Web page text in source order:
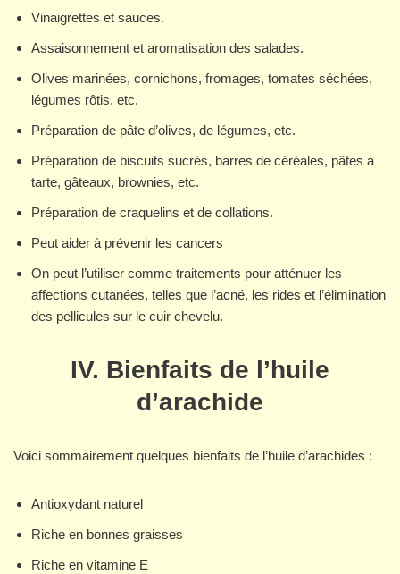
Vinaigrettes et sauces.
Assaisonnement et aromatisation des salades.
Olives marinées, cornichons, fromages, tomates séchées,
légumes rôtis, etc.
Préparation de pâte d’olives, de légumes, etc.
Préparation de biscuits sucrés, barres de céréales, pâtes à
tarte, gâteaux, brownies, etc.
Préparation de craquelins et de collations.
Peut aider à prévenir les cancers
On peut l’utiliser comme traitements pour atténuer les
affections cutanées, telles que l’acné, les rides et l’élimination
des pellicules sur le cuir chevelu.
IV. Bienfaits de l’huile
d’arachide
Voici sommairement quelques bienfaits de l’huile d’arachides :
Antioxydant naturel
Riche en bonnes graisses
Riche en vitamine E